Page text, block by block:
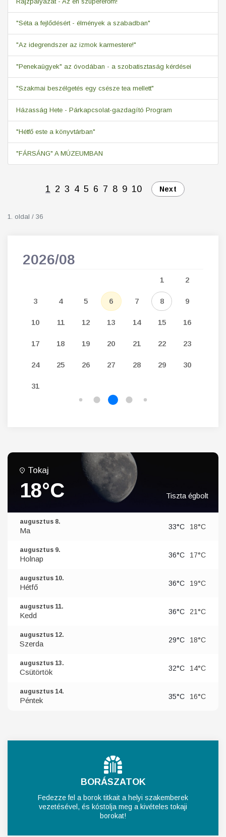
"Séta a fejlődésért - élmények a szabadban"
"Az idegrendszer az izmok karmestere!"
"Penekaügyek" az óvodában - a szobatisztaság kérdései
"Szakmai beszélgetés egy csésze tea mellett"
Házasság Hete - Párkapcsolat-gazdagító Program
"Hétfő este a könyvtárban"
"FÁRSÁNG" A MÚZEUMBAN
1 2 3 4 5 6 7 8 9 10 Next
1. oldal / 36
2026/08
1 2
3 4 5 6 7 8 9
10 11 12 13 14 15 16
17 18 19 20 21 22 23
24 25 26 27 28 29 30
31
Tokaj
18°C Tiszta égbolt
augusztus 8.
Ma 33°C 18°C
augusztus 9.
Holnap 36°C 17°C
augusztus 10.
Hétfő 36°C 19°C
augusztus 11.
Kedd 36°C 21°C
augusztus 12.
Szerda 29°C 18°C
augusztus 13.
Csütörtök 32°C 14°C
augusztus 14.
Péntek 35°C 16°C
BORÁSZATOK
Fedezze fel a borok titkait a helyi szakemberek
vezetésével, és kóstolja meg a kivételes tokaji
borokat!